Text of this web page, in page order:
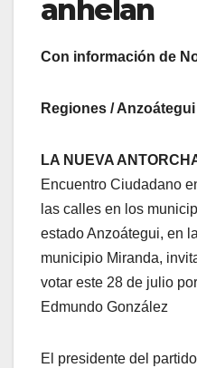
anhelan
Con información de
Regiones / Anzoátegui
LA NUEVA
Encuentro Ciudadano
las calles en los
estado Anzoátegui, en
municipio Miranda,
votar este 28 de julio
Edmundo González
El presidente del